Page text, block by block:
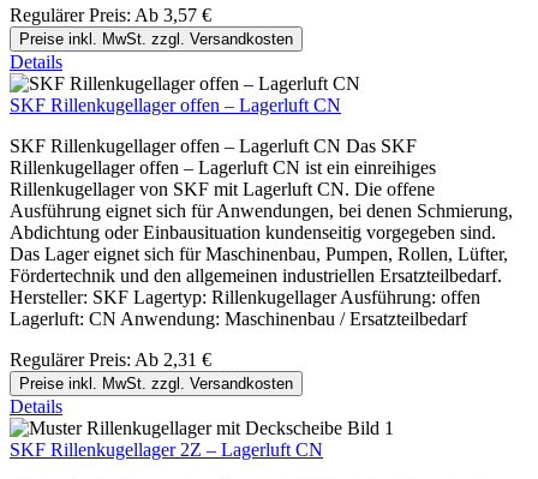
Regulärer Preis: Ab 3,57 €
Preise inkl. MwSt. zzgl. Versandkosten
Details
SKF Rillenkugellager offen – Lagerluft CN
SKF Rillenkugellager offen – Lagerluft CN Das SKF
Rillenkugellager offen – Lagerluft CN ist ein einreihiges
Rillenkugellager von SKF mit Lagerluft CN. Die offene
Ausführung eignet sich für Anwendungen, bei denen Schmierung,
Abdichtung oder Einbausituation kundenseitig vorgegeben sind.
Das Lager eignet sich für Maschinenbau, Pumpen, Rollen, Lüfter,
Fördertechnik und den allgemeinen industriellen Ersatzteilbedarf.
Hersteller: SKF Lagertyp: Rillenkugellager Ausführung: offen
Lagerluft: CN Anwendung: Maschinenbau / Ersatzteilbedarf
Regulärer Preis: Ab 2,31 €
Preise inkl. MwSt. zzgl. Versandkosten
Details
SKF Rillenkugellager 2Z – Lagerluft CN